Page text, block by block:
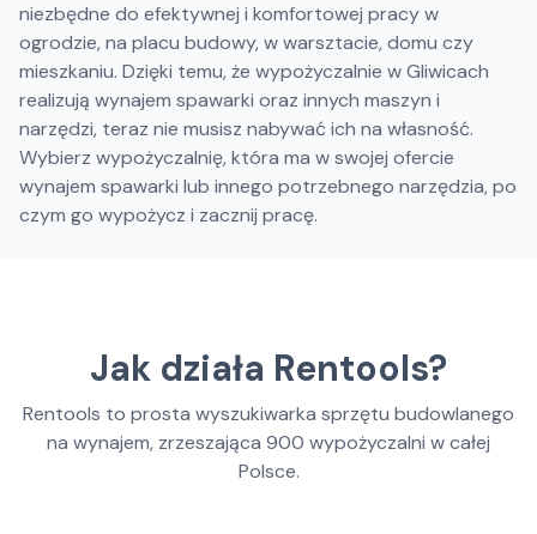
niezbędne do efektywnej i komfortowej pracy w
ogrodzie, na placu budowy, w warsztacie, domu czy
mieszkaniu. Dzięki temu, że wypożyczalnie w Gliwicach
realizują wynajem spawarki oraz innych maszyn i
narzędzi, teraz nie musisz nabywać ich na własność.
Wybierz wypożyczalnię, która ma w swojej ofercie
wynajem spawarki lub innego potrzebnego narzędzia, po
czym go wypożycz i zacznij pracę.
Jak działa Rentools?
Rentools to prosta wyszukiwarka sprzętu budowlanego
na wynajem, zrzeszająca 900 wypożyczalni w całej
Polsce.